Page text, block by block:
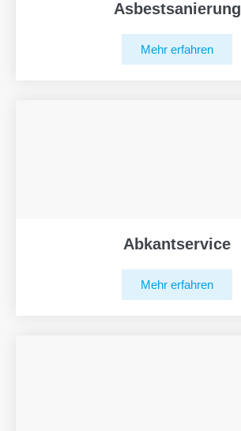
Asbestsanierung
Mehr erfahren
Abkantservice
Mehr erfahren